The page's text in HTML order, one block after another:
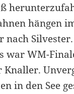
hängen
nach
war WM-
in den See